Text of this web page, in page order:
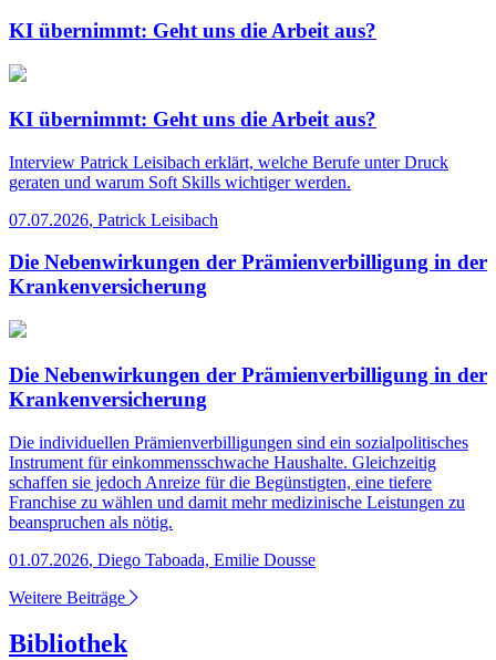
KI übernimmt: Geht uns die Arbeit aus?
KI übernimmt: Geht uns die Arbeit aus?
Interview Patrick Leisibach erklärt, welche Berufe unter Druck
geraten und warum Soft Skills wichtiger werden.
07.07.2026, Patrick Leisibach
Die Nebenwirkungen der Prämienverbilligung in der
Krankenversicherung
Die Nebenwirkungen der Prämienverbilligung in der
Krankenversicherung
Die individuellen Prämienverbilligungen sind ein sozialpolitisches
Instrument für einkommensschwache Haushalte. Gleichzeitig
schaffen sie jedoch Anreize für die Begünstigten, eine tiefere
Franchise zu wählen und damit mehr medizinische Leistungen zu
beanspruchen als nötig.
01.07.2026, Diego Taboada, Emilie Dousse
Weitere Beiträge
Bibliothek